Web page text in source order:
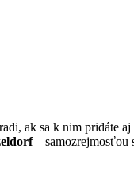
ak sa k nim pridáte
– samozrejmosťou